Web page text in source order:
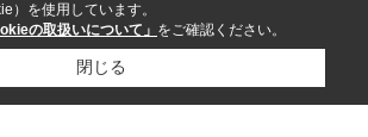
）を使用しています。
の取扱いについて」 をご確認ください。
閉じる